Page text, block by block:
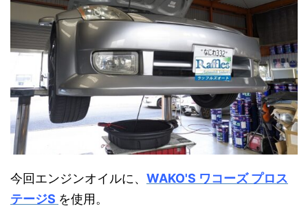
今回エンジンオイルに、 WAKO'S ワコーズ プロス
テージS を使用。